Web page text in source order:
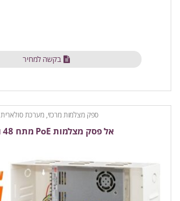
בקשה למחיר
ספק מצלמות מרכזי, מערכת סולארית
אל פסק מצלמות PoE מתח 48 וולט